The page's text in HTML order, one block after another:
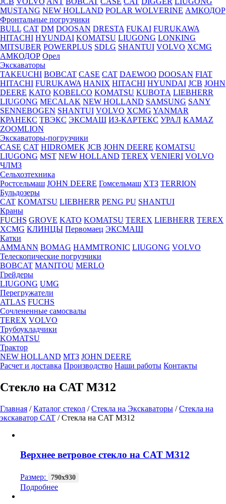
MUSTANG NEW HOLLAND POLAR WOLVERINE АМКОДОР
Фронтальные погрузчики
BULL CAT DM DOOSAN DRESTA FUKAI FURUKAWA
HITACHI HYUNDAI KOMATSU LIUGONG LONKING
MITSUBER POWERPLUS SDLG SHANTUI VOLVO XCMG
АМКОДОР Орел
Экскаваторы
TAKEUCHI BOBCAT CASE CAT DAEWOO DOOSAN FIAT
HITACHI FURUKAWA HANIX HITACHI HYUNDAI JCB JOHN
DEERE KATO KOBELCO KOMATSU KUBOTА LIEBHERR
LIUGONG MECALAK NEW HOLLAND SAMSUNG SANY
SENNEBOGEN SHANTUI VOLVO XCMG YANMAR
КРАНЕКС ТВЭКС ЭКСМАШ ИЗ-КАРТЕКС УРАЛ KAMAZ
ZOOMLION
Экскаваторы-погрузчики
CASE CAT HIDROМEK JCB JOHN DEERE KOMATSU
LIUGONG MST NEW HOLLAND TEREX VENIERI VOLVO
ЧЛМЗ
Сельхозтехника
Ростсельмаш JOHN DEERE Гомсельмаш ХТЗ TERRION
Бульдозеры
CAT KOMATSU LIEBHERR PENG PU SHANTUI
Краны
FUCHS GROVE KATO KOMATSU TEREX LIEBHERR TEREX
XCMG КЛИНЦЫ Первомаец ЭКСМАШ
Катки
AMMANN BOMAG HAMMTRONIC LIUGONG VOLVO
Телескопические погрузчики
BOBCAT MANITOU MERLO
Грейдеры
LIUGONG UMG
Перегружатели
ATLAS FUCHS
Сочлененные самосвалы
TEREX VOLVO
Трубоукладчики
KOMATSU
Трактор
NEW HOLLAND МТЗ JOHN DEERE
Расчет и доставка Производство Наши работы Контакты
Стекло на CAT М312
Главная /Каталог стекол /Стекла на Экскаваторы /Стекла на
экскаватор CAT /Стекла на CAT М312
Верхнее ветровое стекло на CAT М312
Размер: 790х930
Подробнее